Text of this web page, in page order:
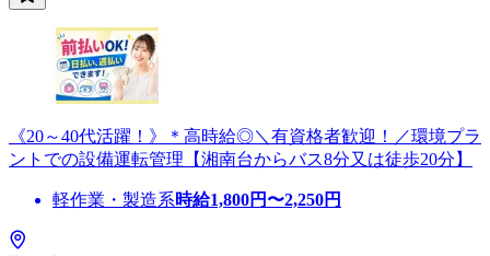
《20～40代活躍！》＊高時給◎＼有資格者歓迎！／環境プラ
ントでの設備運転管理【湘南台からバス8分又は徒歩20分】
軽作業・製造系時給1,800円〜2,250円